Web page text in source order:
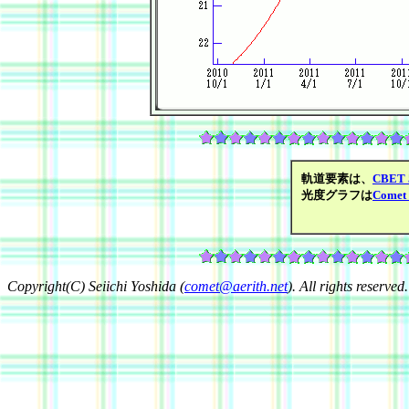
軌道要素は、 CBET
光度グラフは
Copyright(C) Seiichi Yoshida (comet@aerith.net). All rights reserved.